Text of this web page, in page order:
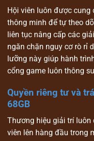
Hội viên luôn được cung
thông minh để tự theo
liên tục nâng cấp các
ngăn chặn nguy cơ rò rỉ
lưỡng này giúp hành
cổng game luôn thông
Quyền riêng tư và
68GB
Thương hiệu giải trí luôn
viên lên hàng đầu trong